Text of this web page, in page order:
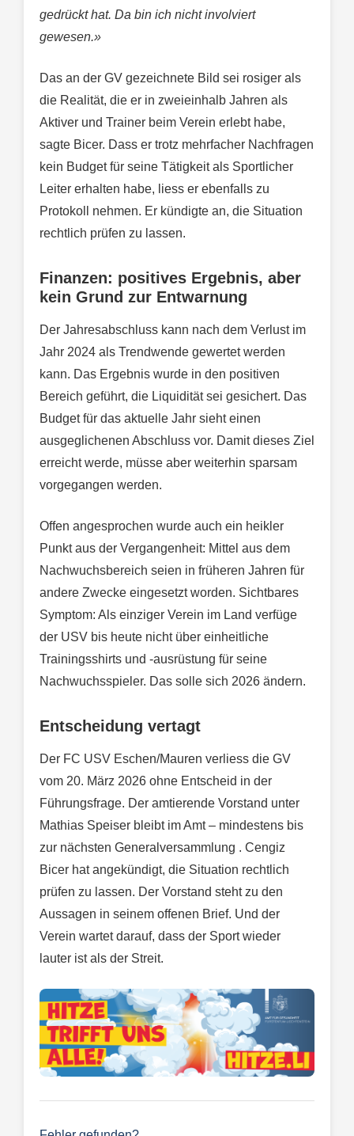
gedrückt hat. Da bin ich nicht involviert
gewesen.»
Das an der GV gezeichnete Bild sei rosiger als
die Realität, die er in zweieinhalb Jahren als
Aktiver und Trainer beim Verein erlebt habe,
sagte Bicer. Dass er trotz mehrfacher Nachfragen
kein Budget für seine Tätigkeit als Sportlicher
Leiter erhalten habe, liess er ebenfalls zu
Protokoll nehmen. Er kündigte an, die Situation
rechtlich prüfen zu lassen.
Finanzen: positives Ergebnis, aber
kein Grund zur Entwarnung
Der Jahresabschluss kann nach dem Verlust im
Jahr 2024 als Trendwende gewertet werden
kann. Das Ergebnis wurde in den positiven
Bereich geführt, die Liquidität sei gesichert. Das
Budget für das aktuelle Jahr sieht einen
ausgeglichenen Abschluss vor. Damit dieses Ziel
erreicht werde, müsse aber weiterhin sparsam
vorgegangen werden.
Offen angesprochen wurde auch ein heikler
Punkt aus der Vergangenheit: Mittel aus dem
Nachwuchsbereich seien in früheren Jahren für
andere Zwecke eingesetzt worden. Sichtbares
Symptom: Als einziger Verein im Land verfüge
der USV bis heute nicht über einheitliche
Trainingsshirts und -ausrüstung für seine
Nachwuchsspieler. Das solle sich 2026 ändern.
Entscheidung vertagt
Der FC USV Eschen/Mauren verliess die GV
vom 20. März 2026 ohne Entscheid in der
Führungsfrage. Der amtierende Vorstand unter
Mathias Speiser bleibt im Amt – mindestens bis
zur nächsten Generalversammlung . Cengiz
Bicer hat angekündigt, die Situation rechtlich
prüfen zu lassen. Der Vorstand steht zu den
Aussagen in seinem offenen Brief. Und der
Verein wartet darauf, dass der Sport wieder
lauter ist als der Streit.